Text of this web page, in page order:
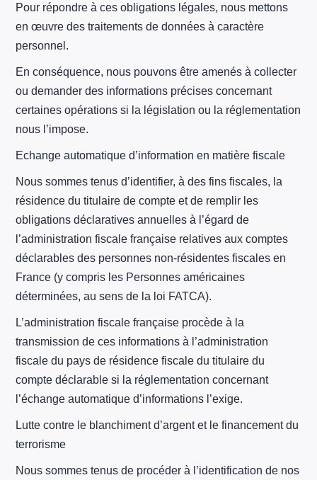
Pour répondre à ces obligations légales, nous mettons
en œuvre des traitements de données à caractère
personnel.
En conséquence, nous pouvons être amenés à collecter
ou demander des informations précises concernant
certaines opérations si la législation ou la réglementation
nous l’impose.
Echange automatique d’information en matière fiscale
Nous sommes tenus d’identifier, à des fins fiscales, la
résidence du titulaire de compte et de remplir les
obligations déclaratives annuelles à l’égard de
l’administration fiscale française relatives aux comptes
déclarables des personnes non-résidentes fiscales en
France (y compris les Personnes américaines
déterminées, au sens de la loi FATCA).
L’administration fiscale française procède à la
transmission de ces informations à l’administration
fiscale du pays de résidence fiscale du titulaire du
compte déclarable si la réglementation concernant
l’échange automatique d’informations l’exige.
Lutte contre le blanchiment d’argent et le financement du
terrorisme
Nous sommes tenus de procéder à l’identification de nos